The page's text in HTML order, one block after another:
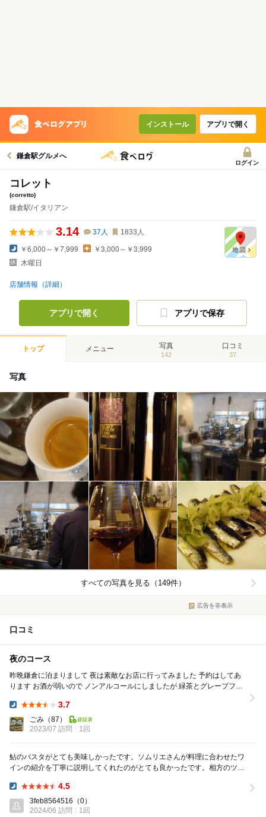
インストール アプリで開く
鎌倉駅グルメへ
ログイン
コレット
(corretto)
鎌倉駅/イタリアン
3.14 37 人 1833 人
￥6,000～￥7,999
￥3,000～￥3,999
木曜日
店舗情報（詳細）
アプリで開く アプリで保存
トップ メニュー 写真
142
口コミ
37
写真
すべての写真を見る（149件）
広告を非表示
口コミ
夜のコース
昨晩鎌倉に泊まりまして 夜は素敵なお店に行ってみました 予約はしてあ
ります お酒が弱いので ノンアルコールにしましたが 緑茶とグレープフル
3.7
ごみ （87）
2023/07 訪問
1回
鮎のパスタがとても美味しかったです。ソムリエさんが料理に合わせたワ
インの紹介を丁寧に説明してくれたのがとても良かったです。相方のツブ
4.5
3feb8564516 （0）
2024/06 訪問
1回